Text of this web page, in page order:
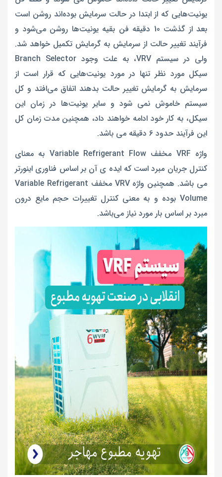
یونیت‌هایی که از ابتدا در حالت سرمایش بوده‌اند روشن است
بعد از گذشت 10 دقیقه فن بقیه یونیت‌ها روشن می‌شود و
فرآیند تغییر حالت از سرمایش به گرمایش تکمیل خواهد شد.
ولی در سیستم VRV، به علت وجود Branch Selector
سیکل مورد نظر تنها در مورد یونیت‌هایی که قرار است از
سرمایش به گرمایش تغییر حالت بدهند اتفاق می‌افتد و کل
سیستم خاموش نمی‌ شود و سایر یونیت‌ها در زمان این
سیکل، به کار خود ادامه خواهند داد، همچنین مدت زمان کل
این فرآیند حدود 6 دقیقه می باشد.
واژه VRF مخفف Variable Refrigerant Flow به معنای
کنترل جریان مبرد است که ایده ی آن بر اساس فناوری اینورتر
می باشد. همچنین واژه VRV مخفف Variable Refrigerant
Volume بوده و به معنی کنترل تغییرات حجم مایع درون
مبرد بر اساس بار مورد نیاز می‌باشد.